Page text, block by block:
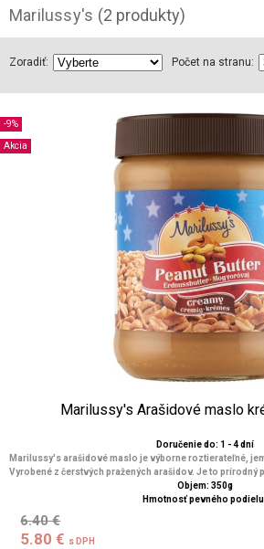
Marilussy's (2 produkty)
Zoradiť: Počet na stranu:
-9%
Akcia
Marilussy's Arašidové maslo
Doručenie do: 1 - 4 dní
Marilussy's arašidové maslo je výborne roztierateľné,
Vyrobené z čerstvých pražených arašidov. Je to prírodný
Objem: 350g
Hmotnosť pevného
6.40 €
5.80 € s DPH